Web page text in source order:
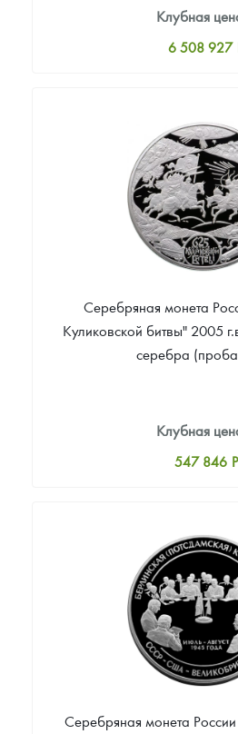
Клубная
6 508 927
Цена
Серебряная монета
Куликовской битвы" 2005
серебра
Клубная
547 846
Цена
Серебряная монета